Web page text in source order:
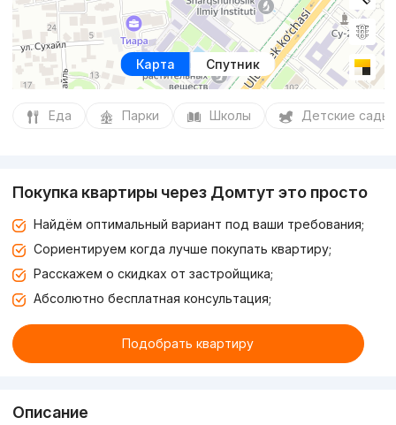
Карта Спутник
Еда Парки Школы Детские сады
Покупка квартиры через Домтут это просто
Найдём оптимальный вариант под ваши требования;
Сориентируем когда лучше покупать квартиру;
Расскажем о скидках от застройщика;
Абсолютно бесплатная консультация;
Подобрать квартиру
Описание